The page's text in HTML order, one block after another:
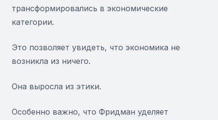
трансформировались в экономические
категории.
Это позволяет увидеть, что экономика не
возникла из ничего.
Она выросла из этики.
Особенно важно, что Фридман уделяет